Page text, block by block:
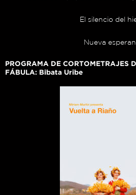
El silencio del
Nueva
PROGRAMA DE CORTOMETRAJES
FÁBULA: Bibata Uribe